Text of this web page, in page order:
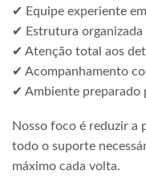
✔ Equipe experiente
✔ Estrutura organizada
✔ Atenção total aos
✔ Acompanhamento
✔ Ambiente preparado
Nosso foco é reduzir a
todo o suporte
máximo cada volta.